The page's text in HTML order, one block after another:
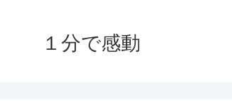
１分で感動